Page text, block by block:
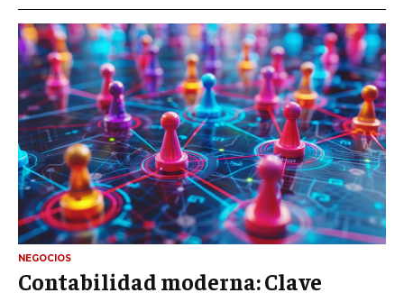
NEGOCIOS
Contabilidad moderna: Clave